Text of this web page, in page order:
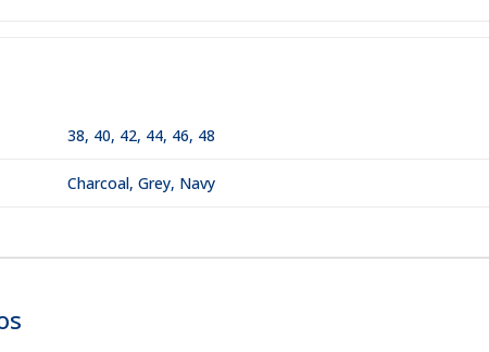
38, 40, 42, 44, 46, 48
Charcoal, Grey, Navy